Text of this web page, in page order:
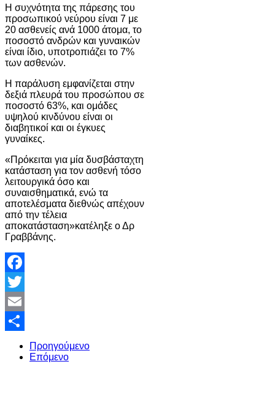
Η συχνότητα της πάρεσης του
προσωπικού νεύρου είναι 7 με
20 ασθενείς ανά 1000 άτομα, το
ποσοστό ανδρών και γυναικών
είναι ίδιο, υποτροπιάζει το 7%
των ασθενών.
Η παράλυση εμφανίζεται στην
δεξιά πλευρά του προσώπου σε
ποσοστό 63%, και ομάδες
υψηλού κινδύνου είναι οι
διαβητικοί και οι έγκυες
γυναίκες.
«Πρόκειται για μία δυσβάσταχτη
κατάσταση για τον ασθενή τόσο
λειτουργικά όσο και
συναισθηματικά, ενώ τα
αποτελέσματα διεθνώς απέχουν
από την τέλεια
αποκατάσταση»κατέληξε ο Δρ
Γραββάνης.
Facebook
Twitter
Email
Share
Προηγούμενο
Επόμενο